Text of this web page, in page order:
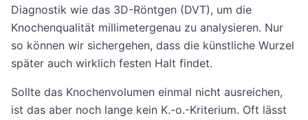
Diagnostik wie das 3D-Röntgen (DVT), um die
Knochenqualität millimetergenau zu analysieren. Nur
so können wir sichergehen, dass die künstliche Wurzel
später auch wirklich festen Halt findet.
Sollte das Knochenvolumen einmal nicht ausreichen,
ist das aber noch lange kein K.-o.-Kriterium. Oft lässt